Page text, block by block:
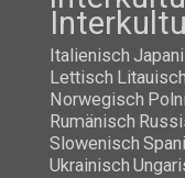
Italienisch
Lettisch Litauisch
Norwegisch
Rumänisch
Slowenisch
Ukrainisch